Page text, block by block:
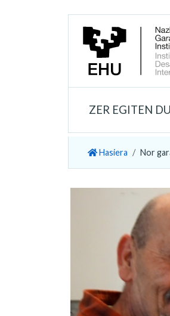
ZER EGITEN
Hasiera Nor